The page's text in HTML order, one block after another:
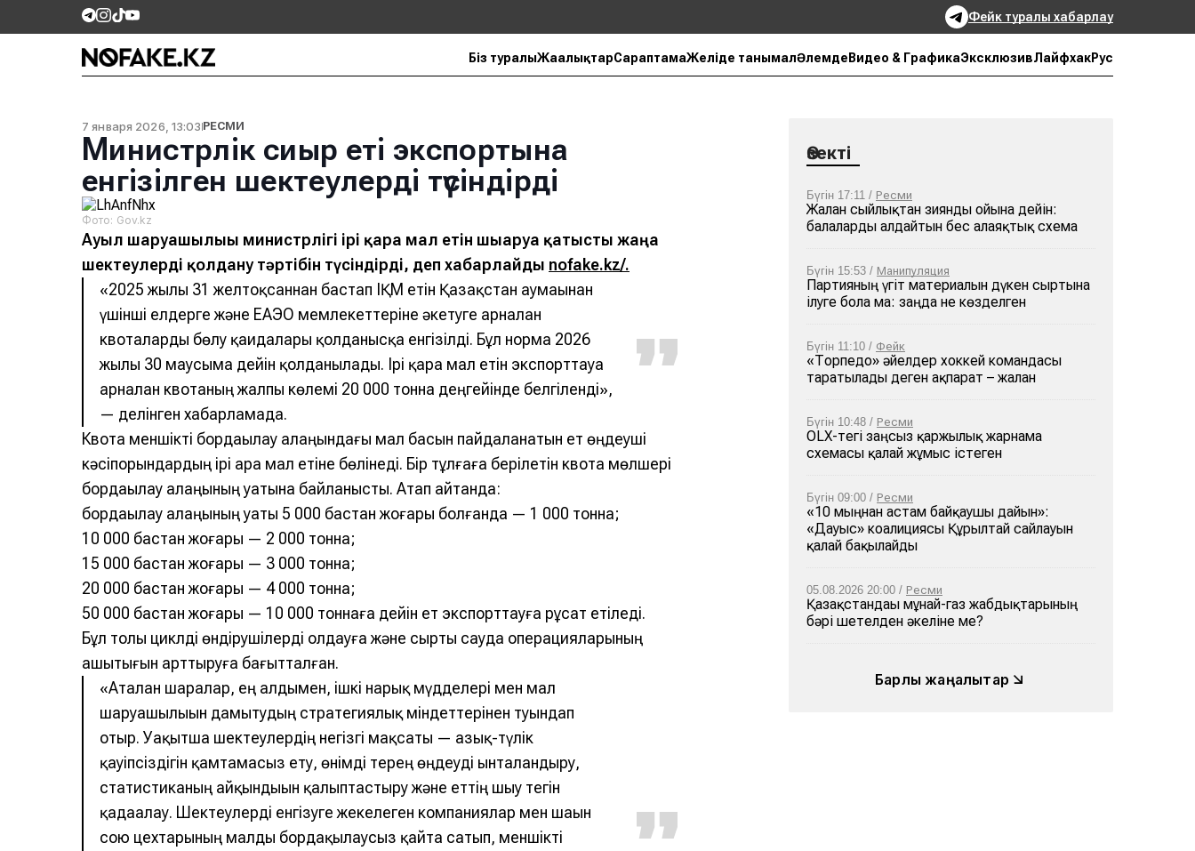
Фейк туралы хабарлау
Біз туралыЖаңалықтарСараптамаЖеліде танымалӘлемде Видео & ГрафикаЭксклюзивЛайфхакРус
7 января 2026, 13:03РЕСМИ
Министрлік сиыр еті экспортына
енгізілген шектеулерді түсіндірді
Фото: Gov.kz
Ауыл шаруашылығы министрлігі ірі қара мал етін шығаруға қатысты жаңа
шектеулерді қолдану тәртібін түсіндірді, деп хабарлайды nofake.kz/.
«2025 жылғы 31 желтоқсаннан бастап ІҚМ етін Қазақстан аумағынан
үшінші елдерге және ЕАЭО мемлекеттеріне әкетуге арналған
квоталарды бөлу қағидалары қолданысқа енгізілді. Бұл норма 2026
жылғы 30 маусымға дейін қолданылады. Ірі қара мал етін экспорттауға
арналған квотаның жалпы көлемі 20 000 тонна деңгейінде белгіленді»,
— делінген хабарламада.
Квота меншікті бордақылау алаңындағы мал басын пайдаланатын ет өңдеуші
кәсіпорындардың ірі қара мал етіне бөлінеді. Бір тұлғаға берілетін квота мөлшері
бордақылау алаңының қуатына байланысты. Атап айтқанда:
бордақылау алаңының қуаты 5 000 бастан жоғары болғанда — 1 000 тонна;
10 000 бастан жоғары — 2 000 тонна;
15 000 бастан жоғары — 3 000 тонна;
20 000 бастан жоғары — 4 000 тонна;
50 000 бастан жоғары — 10 000 тоннаға дейін ет экспорттауға рұқсат етіледі.
Бұл толық циклді өндірушілерді қолдауға және сыртқы сауда операцияларының
ашықтығын арттыруға бағытталған.
«Аталған шаралар, ең алдымен, ішкі нарық мүдделері мен мал
шаруашылығын дамытудың стратегиялық міндеттерінен туындап
отыр. Уақытша шектеулердің негізгі мақсаты — азық-түлік
қауіпсіздігін қамтамасыз ету, өнімді терең өңдеуді ынталандыру,
статистиканың айқындығын қалыптастыру және еттің шығу тегін
қадағалау. Шектеулерді енгізуге жекелеген компаниялар мен шағын
сою цехтарының малды бордақылаусыз қайта сатып, меншікті
Өзекті
Бүгін 17:11 / Ресми
Жалған сыйлықтан зиянды ойынға дейін:
балаларды алдайтын бес алаяқтық схема
Бүгін 15:53 / Манипуляция
Партияның үгіт материалын дүкен сыртына
ілуге бола ма: заңда не көзделген
Бүгін 11:10 / Фейк
«Торпедо» әйелдер хоккей командасы
таратылады деген ақпарат – жалған
Бүгін 10:48 / Ресми
OLX-тегі заңсыз қаржылық жарнама
схемасы қалай жұмыс істеген
Бүгін 09:00 / Ресми
«10 мыңнан астам байқаушы дайын»:
«Дауыс» коалициясы Құрылтай сайлауын
қалай бақылайды
05.08.2026 20:00 / Ресми
Қазақстандағы мұнай-газ жабдықтарының
бәрі шетелден әкеліне ме?
Барлық жаңалықтар